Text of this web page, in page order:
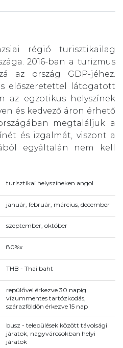
régió turisztikailag
2016-ban a turizmus
az ország GDP-jéhez.
előszeretettel látogatott
az egzotikus helyszínek
és kedvező áron érhető
megtaláljuk a
és izgalmát, viszont a
egyáltalán nem kell
turisztikai helyszíneken angol
január, február, március, december
szeptember, október
80%x
THB - Thai baht
repülővel érkezve 30 napig
vízummentes tartózkodás,
szárazföldön érkezve 15 nap
busz - települések között távolsági
járatok, nagyvárosokban helyi
járatok